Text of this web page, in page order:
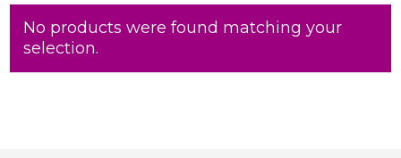
No products were found matching your
selection.